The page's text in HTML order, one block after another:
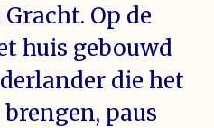
Op de
huis gebouwd
die het
paus